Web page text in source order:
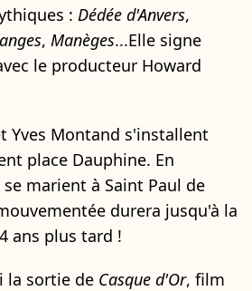
: Dédée d'Anvers,
, Manèges...Elle signe
le producteur Howard
Yves Montand s'installent
place Dauphine. En
marient à Saint Paul de
durera jusqu'à la
ans plus tard !
la sortie de Casque d'Or, film